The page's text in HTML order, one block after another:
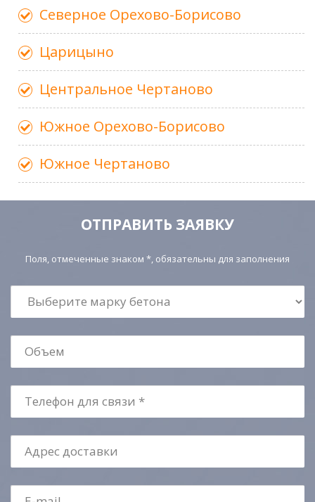
Северное Орехово-Борисово
Царицыно
Центральное Чертаново
Южное Орехово-Борисово
Южное Чертаново
ОТПРАВИТЬ ЗАЯВКУ
Поля, отмеченные знаком *, обязательны для заполнения